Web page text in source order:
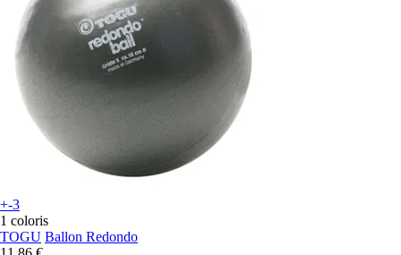
+-3
1 coloris
TOGU Ballon Redondo